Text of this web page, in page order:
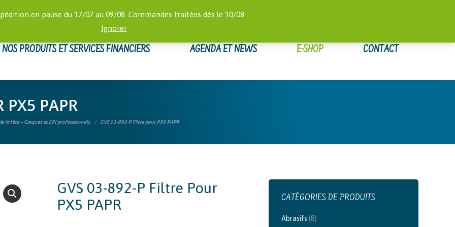
en pause du 17/07 au 09/08. Commandes traitées dès le 10/08.
Ignorer
:
NOS PRODUITS ET SERVICES FINANCIERS AGENDA ET NEWS E-SHOP CONTACT
PX5 PAPR
la tête – Casques et EPI professionnels GVS 03-892-P Filtre pour PX5 PAPR
GVS 03-892-P Filtre Pour
PX5 PAPR
CATÉGORIES DE PRODUITS
Abrasifs (8)